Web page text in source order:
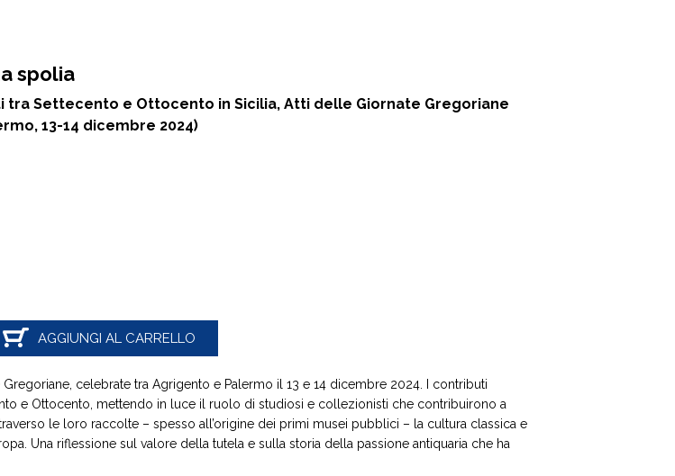
spolia
tra Settecento e Ottocento in Sicilia, Atti delle Giornate Gregoriane
13-14 dicembre 2024)
AGGIUNGI AL CARRELLO
celebrate tra Agrigento e Palermo il 13 e 14 dicembre 2024. I contributi
e Ottocento, mettendo in luce il ruolo di studiosi e collezionisti che contribuirono a
le loro raccolte – spesso all’origine dei primi musei pubblici – la cultura classica e
Una riflessione sul valore della tutela e sulla storia della passione antiquaria che ha